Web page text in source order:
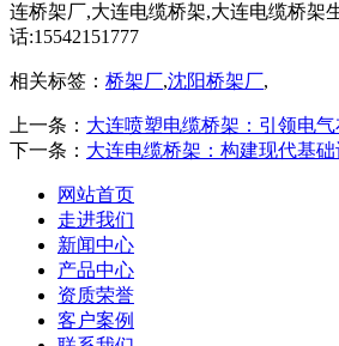
连桥架厂,大连电缆桥架,大连电缆桥架
话:15542151777
相关标签： 桥架厂,沈阳桥架厂,
上一条： 大连喷塑电缆桥架：引领电
下一条： 大连电缆桥架：构建现代基
网站首页
走进我们
新闻中心
产品中心
资质荣誉
客户案例